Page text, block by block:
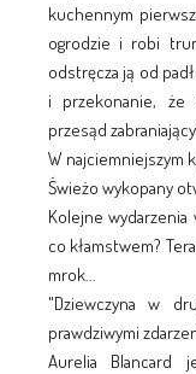
kuchennym
ogrodzie i robi
odstręcza ją od
i przekonanie,
przesąd
W najciemniejszym
Świeżo wykopany
Kolejne
co kłamstwem?
mrok...
"Dziewczyna w
prawdziwymi
Aurelia Blancard